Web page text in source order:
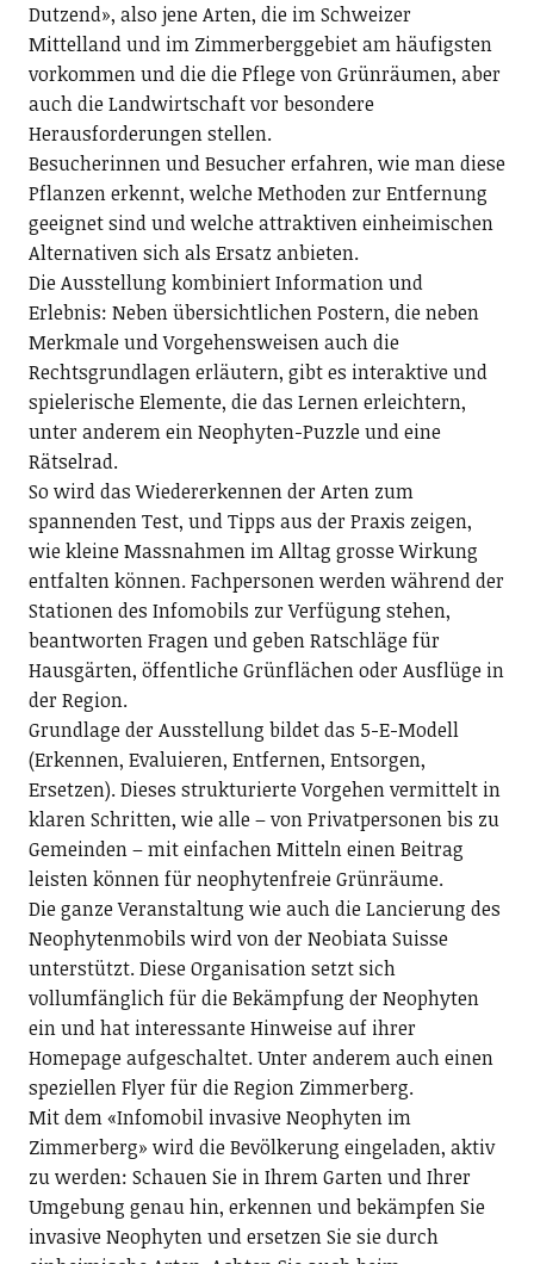
Dutzend», also jene Arten, die im Schweizer
Mittelland und im Zimmerberggebiet am häufigsten
vorkommen und die die Pflege von Grünräumen, aber
auch die Landwirtschaft vor besondere
Herausforderungen stellen.
Besucherinnen und Besucher erfahren, wie man diese
Pflanzen erkennt, welche Methoden zur Entfernung
geeignet sind und welche attraktiven einheimischen
Alternativen sich als Ersatz anbieten.
Die Ausstellung kombiniert Information und
Erlebnis: Neben übersichtlichen Postern, die neben
Merkmale und Vorgehensweisen auch die
Rechtsgrundlagen erläutern, gibt es interaktive und
spielerische Elemente, die das Lernen erleichtern,
unter anderem ein Neophyten-Puzzle und eine
Rätselrad.
So wird das Wiedererkennen der Arten zum
spannenden Test, und Tipps aus der Praxis zeigen,
wie kleine Massnahmen im Alltag grosse Wirkung
entfalten können. Fachpersonen werden während der
Stationen des Infomobils zur Verfügung stehen,
beantworten Fragen und geben Ratschläge für
Hausgärten, öffentliche Grünflächen oder Ausflüge in
der Region.
Grundlage der Ausstellung bildet das 5-E-Modell
(Erkennen, Evaluieren, Entfernen, Entsorgen,
Ersetzen). Dieses strukturierte Vorgehen vermittelt in
klaren Schritten, wie alle – von Privatpersonen bis zu
Gemeinden – mit einfachen Mitteln einen Beitrag
leisten können für neophytenfreie Grünräume.
Die ganze Veranstaltung wie auch die Lancierung des
Neophytenmobils wird von der Neobiata Suisse
unterstützt. Diese Organisation setzt sich
vollumfänglich für die Bekämpfung der Neophyten
ein und hat interessante Hinweise auf ihrer
Homepage aufgeschaltet. Unter anderem auch einen
speziellen Flyer für die Region Zimmerberg.
Mit dem «Infomobil invasive Neophyten im
Zimmerberg» wird die Bevölkerung eingeladen, aktiv
zu werden: Schauen Sie in Ihrem Garten und Ihrer
Umgebung genau hin, erkennen und bekämpfen Sie
invasive Neophyten und ersetzen Sie sie durch